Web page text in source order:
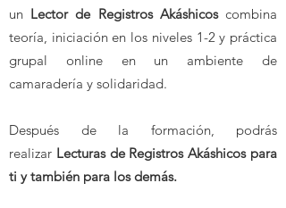
un Lector de Registros Akáshicoscombina
teoría, iniciación en los niveles 1-2 y práctica
grupal online en un ambiente de
camaradería y solidaridad.
Después de la formación, podrás
realizar Lecturas de Registros Akáshicos para
ti y también para los demás.